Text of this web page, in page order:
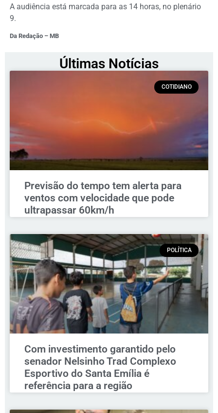
A audiência está marcada para as 14 horas, no plenário
9.
Da Redação – MB
Últimas Notícias
COTIDIANO
Previsão do tempo tem alerta para
ventos com velocidade que pode
ultrapassar 60km/h
POLÍTICA
Com investimento garantido pelo
senador Nelsinho Trad Complexo
Esportivo do Santa Emília é
referência para a região